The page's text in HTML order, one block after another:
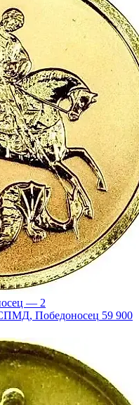
Победоносец 59 900